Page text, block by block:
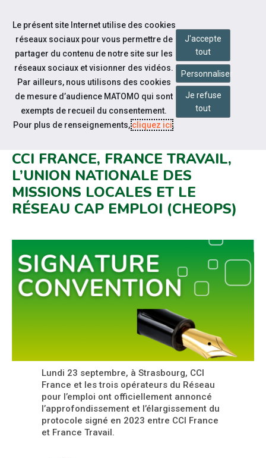
Aller au contenu
Notre actualité
SIGNATURE D'UNE CONVENTION
CCI FRANCE, FRANCE TRAVAIL,
L’UNION NATIONALE DES
MISSIONS LOCALES ET LE
RÉSEAU CAP EMPLOI (CHEOPS)
Lundi 23 septembre, à Strasbourg, CCI
France et les trois opérateurs du Réseau
pour l’emploi ont officiellement annoncé
l’approfondissement et l’élargissement du
protocole signé en 2023 entre CCI France
et France Travail.
Le présent site Internet utilise des cookies
réseaux sociaux pour vous permettre de
partager du contenu de notre site sur les
réseaux sociaux et visionner des vidéos.
Par ailleurs, nous utilisons des cookies
de mesure d’audience MATOMO qui sont
exempts de recueil du consentement.
Pour plus de renseignements,cliquez ici.
J'accepte
tout
Personnaliser
Je refuse
tout